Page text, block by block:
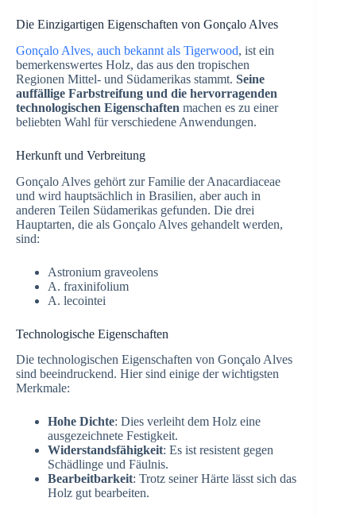
Die Einzigartigen Eigenschaften von Gonçalo Alves
Gonçalo Alves, auch bekannt als Tigerwood, ist ein
bemerkenswertes Holz, das aus den tropischen
Regionen Mittel- und Südamerikas stammt. Seine
auffällige Farbstreifung und die hervorragenden
technologischen Eigenschaften machen es zu einer
beliebten Wahl für verschiedene Anwendungen.
Herkunft und Verbreitung
Gonçalo Alves gehört zur Familie der Anacardiaceae
und wird hauptsächlich in Brasilien, aber auch in
anderen Teilen Südamerikas gefunden. Die drei
Hauptarten, die als Gonçalo Alves gehandelt werden,
sind:
Astronium graveolens
A. fraxinifolium
A. lecointei
Technologische Eigenschaften
Die technologischen Eigenschaften von Gonçalo Alves
sind beeindruckend. Hier sind einige der wichtigsten
Merkmale:
Hohe Dichte: Dies verleiht dem Holz eine
ausgezeichnete Festigkeit.
Widerstandsfähigkeit: Es ist resistent gegen
Schädlinge und Fäulnis.
Bearbeitbarkeit: Trotz seiner Härte lässt sich das
Holz gut bearbeiten.